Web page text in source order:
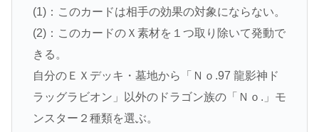
(1)：このカードは相手の効果の対象にならない。
(2)：このカードのＸ素材を１つ取り除いて発動で
きる。
自分のＥＸデッキ・墓地から「Ｎｏ.97 龍影神ド
ラッグラビオン」以外のドラゴン族の「Ｎｏ.」モ
ンスター２種類を選ぶ。